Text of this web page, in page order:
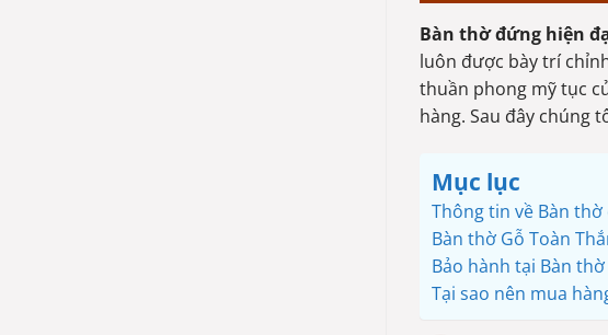
Bàn thờ đứng hiện
luôn được bày trí
thuần phong mỹ tục
hàng. Sau đây chúng
Mục lục
Thông tin về Bàn
Bàn thờ Gỗ Toàn
Bảo hành tại Bàn
Tại sao nên mua